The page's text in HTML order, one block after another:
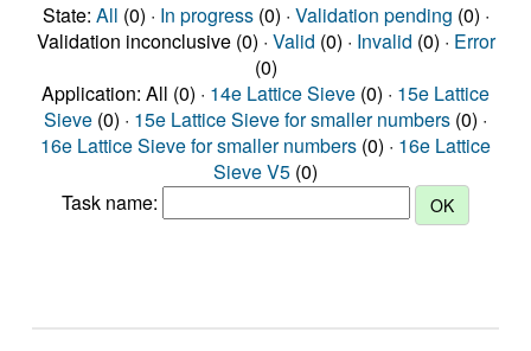
State: All (0) · In progress(0) · Validation pending (0) ·
Validation inconclusive (0) · Valid (0) · Invalid (0) · Error
(0)
Application: All (0) · 14e Lattice Sieve (0) · 15e Lattice
Sieve (0) · 15e Lattice Sieve for smaller numbers (0) ·
16e Lattice Sieve for smaller numbers (0) · 16e Lattice
Sieve V5 (0)
Task name: